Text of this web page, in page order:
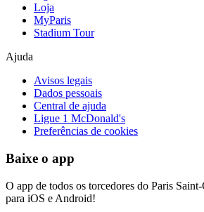
Loja
MyParis
Stadium Tour
Ajuda
Avisos legais
Dados pessoais
Central de ajuda
Ligue 1 McDonald's
Preferências de cookies
Baixe o app
O app de todos os torcedores do Paris
para iOS e Android!